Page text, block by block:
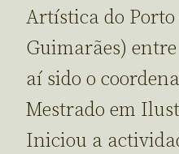
Artística do Porto
Guimarães) entre
aí sido o
Mestrado em
Iniciou a